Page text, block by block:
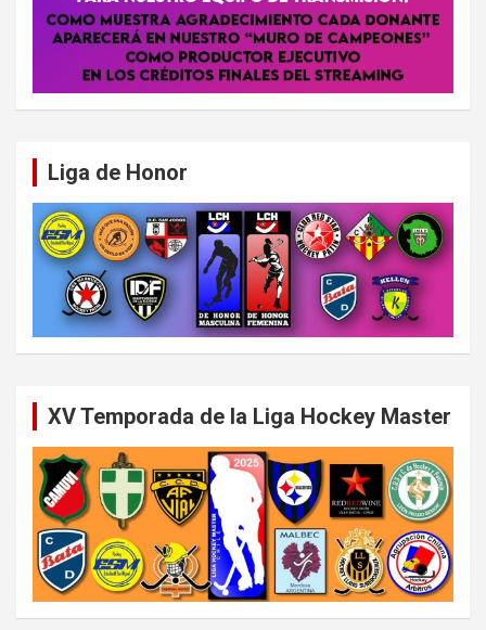
Liga de Honor
XV Temporada de la Liga Hockey Master